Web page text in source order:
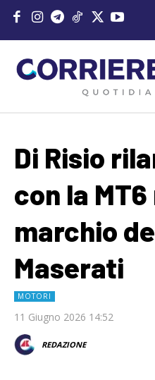
Di Risio
con la
marchio
Maserati
MOTORI
11 Giugno 2026 14:52
REDAZIONE